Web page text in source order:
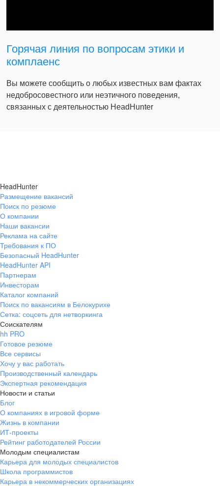
Горячая линия по вопросам этики и
комплаенс
Вы можете сообщить о любых известных вам фактах
недобросовестного или неэтичного поведения,
связанных с деятельностью HeadHunter
HeadHunter
Размещение вакансий
Поиск по резюме
О компании
Наши вакансии
Реклама на сайте
Требования к ПО
Безопасный HeadHunter
HeadHunter API
Партнерам
Инвесторам
Каталог компаний
Поиск по вакансиям в Белокурихе
Сетка: соцсеть для нетворкинга
Соискателям
hh PRO
Готовое резюме
Все сервисы
Хочу у вас работать
Производственный календарь
Экспертная рекомендация
Новости и статьи
Блог
О компаниях в игровой форме
Жизнь в компании
ИТ-проекты
Рейтинг работодателей России
Молодым специалистам
Карьера для молодых специалистов
Школа программистов
Карьера в некоммерческих организациях